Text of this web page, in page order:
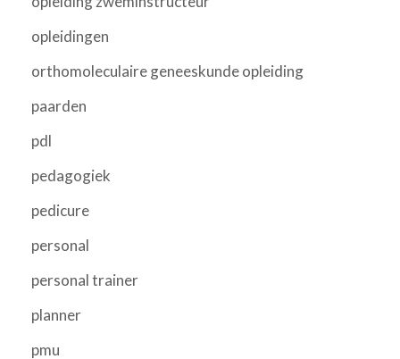
opleidingen
orthomoleculaire geneeskunde opleiding
paarden
pdl
pedagogiek
pedicure
personal
personal trainer
planner
pmu